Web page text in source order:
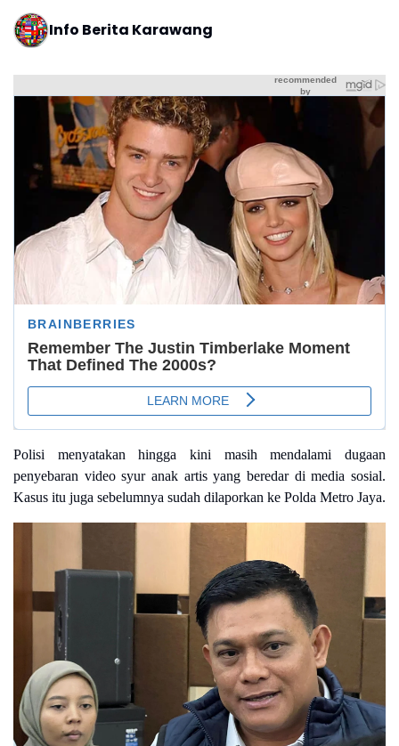
Info Berita Karawang
Polisi menyatakan hingga kini masih mendalami dugaan
penyebaran video syur anak artis yang beredar di media sosial.
Kasus itu juga sebelumnya sudah dilaporkan ke Polda Metro Jaya.